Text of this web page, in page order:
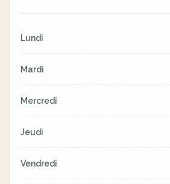
Lundi
Mardi
Mercredi
Jeudi
Vendredi